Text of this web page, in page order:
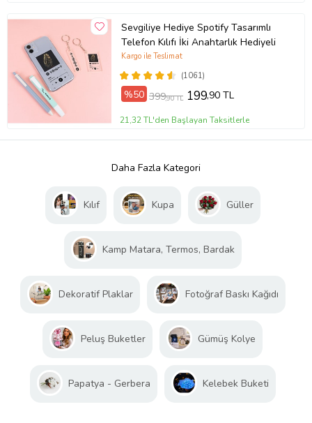
Sevgiliye Hediye Spotify Tasarımlı
Telefon Kılıfı İki Anahtarlık Hediyeli
(1061)
Kargo ile Teslimat
%50 399,90 TL 199,90 TL
21,32 TL'den Başlayan Taksitlerle
Daha Fazla Kategori
Kılıf Kupa Güller
Kamp Matara, Termos, Bardak
Dekoratif Plaklar Fotoğraf Baskı Kağıdı
Peluş Buketler Gümüş Kolye
Papatya - Gerbera Kelebek Buketi